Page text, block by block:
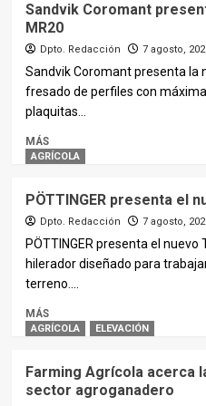
Sandvik Coromant
MR20
Dpto. Redacción 7 agosto,
Sandvik Coromant presenta la
fresado de perfiles con
plaquitas...
MÁS
AGRÍCOLA
PÖTTINGER presenta el
Dpto. Redacción 7 agosto,
PÖTTINGER presenta el nuevo
hilerador diseñado para
terreno....
MÁS
AGRÍCOLA ELEVACIÓN
Farming Agrícola acerca
sector agroganadero